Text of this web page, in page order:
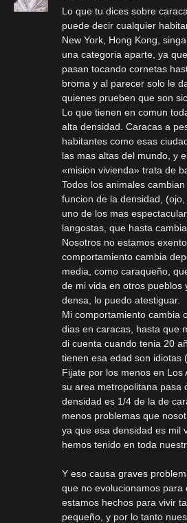
Lo que tu dices sobre
puede decir cualquier
New York, Hong Kong,
una categoria aparte, ya
pasan tocando cornetas
broma y al parecer solo le
quienes prueben que son
Lo que tienen en comun
alta densidad. Caracas a
habitantes como esas
las mas altas del mundo, y
«mision vivienda» trata de
Todos los animales
funcion de la densidad,
uno de los mas
langostas, que hasta
Nosotros no estamos
comportamiento cambia
media, como caraqueño,
de mi vida en otros pueblos
densa, lo puedo atestiguar.
Mi comportamiento cambia
dias en caracas, hasta que
di cuenta cuando tenia 20
tienen esa edad son idiotas
Fijate por los menos en Los
su area metropolitana pasa
densidad es 1/4 de la de
menos problemas que
ya que esa densidad es mil
hemos tenido en toda
Y eso causa graves
que no evolucionamos para
estamos hechos para vivir
pequeño, y por lo tanto